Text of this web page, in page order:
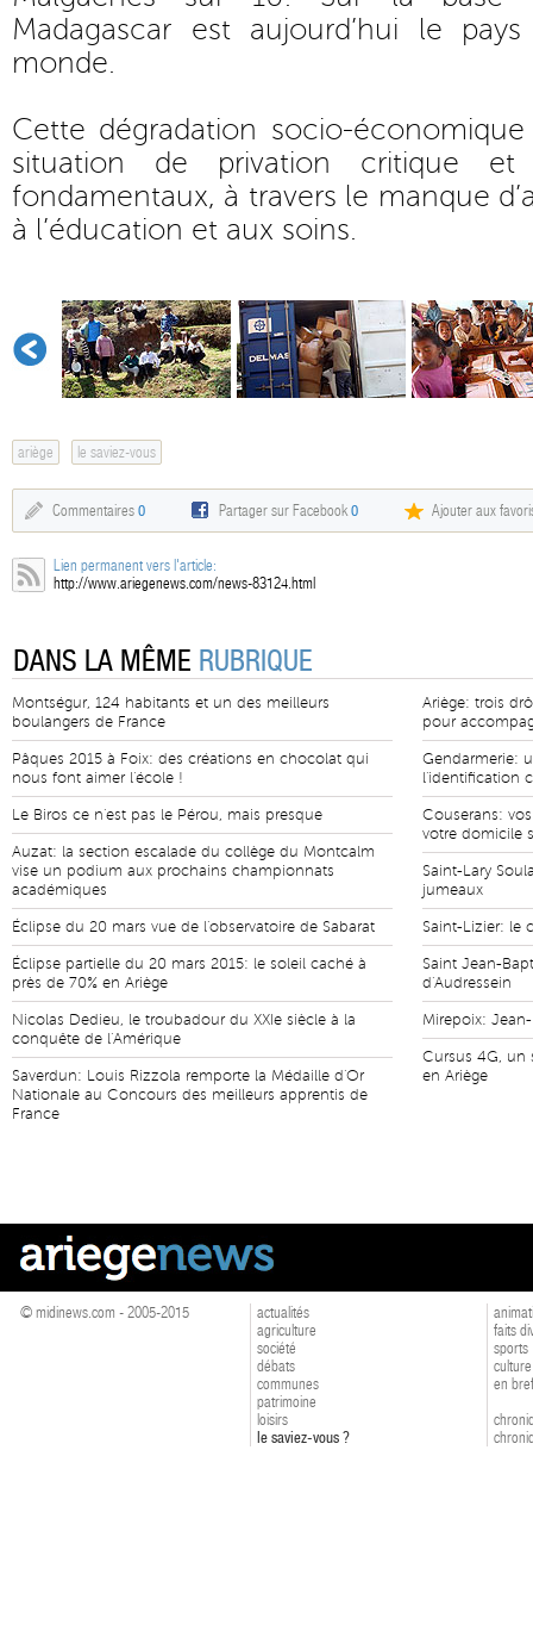
Madagascar est aujourd’hui le
monde.
Cette dégradation socio-
situation de privation critique
fondamentaux, à travers le manque
à l’éducation et aux soins.
ariège le saviez-vous
Commentaires 0 Partager sur Facebook0 Ajouter aux
Lien permanent vers l'article:
http://www.ariegenews.com/news-83124.html
DANS LA MÊME RUBRIQUE
Montségur, 124 habitants et un des meilleurs
boulangers de France
Pâques 2015 à Foix: des créations en chocolat qui
nous font aimer l'école !
Le Biros ce n'est pas le Pérou, mais presque
Auzat: la section escalade du collège du Montcalm
vise un podium aux prochains championnats
académiques
Éclipse du 20 mars vue de l'observatoire de Sabarat
Éclipse partielle du 20 mars 2015: le soleil caché à
près de 70% en Ariège
Nicolas Dedieu, le troubadour du XXIe siècle à la
conquête de l'Amérique
Saverdun: Louis Rizzola remporte la Médaille d'Or
Nationale au Concours des meilleurs apprentis de
France
Ariège: trois
pour
Gendarmerie:
l'identification
Couserans:
votre domicile
Saint-Lary
jumeaux
Saint-Lizier: le
Saint Jean-
d'Audressein
Mirepoix:
Cursus 4G, un
en Ariège
© midinews.com - 2005-2015
actualités
agriculture
société
débats
communes
patrimoine
loisirs
le saviez-vous ?
faits
sports
culture
en bref